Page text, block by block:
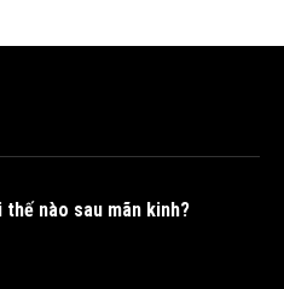
nào sau mãn kinh?